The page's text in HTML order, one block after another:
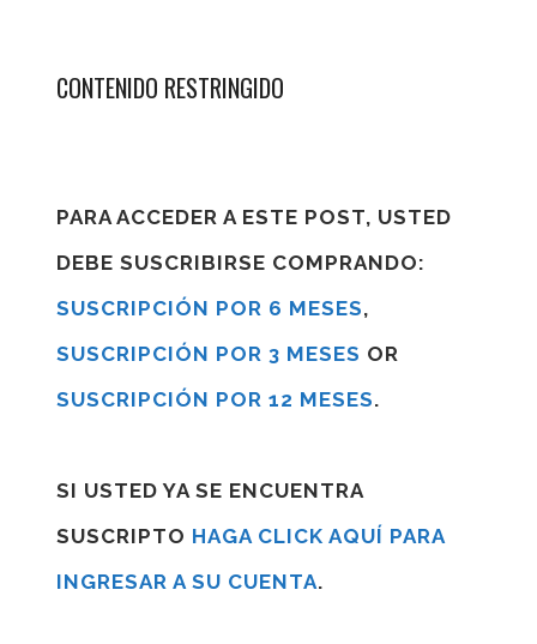
CONTENIDO RESTRINGIDO
PARA ACCEDER A ESTE POST, USTED
DEBE SUSCRIBIRSE COMPRANDO:
SUSCRIPCIÓN POR 6 MESES,
SUSCRIPCIÓN POR 3 MESES OR
SUSCRIPCIÓN POR 12 MESES.
SI USTED YA SE ENCUENTRA
SUSCRIPTO HAGA CLICK AQUÍ PARA
INGRESAR A SU CUENTA.